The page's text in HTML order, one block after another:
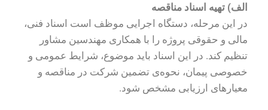
الف) تهیه اسناد مناقصه
در این مرحله، دستگاه اجرایی موظف است اسناد فنی،
مالی و حقوقی پروژه را با همکاری مهندسین مشاور
تنظیم کند. در این اسناد باید موضوع، شرایط عمومی و
خصوصی پیمان، نحوه‌ی تضمین شرکت در مناقصه و
معیارهای ارزیابی مشخص شود.